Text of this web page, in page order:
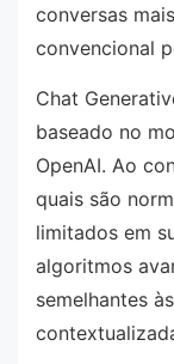
conversas
convencional
Chat
baseado no
OpenAI. Ao
quais são
limitados em
algoritmos
semelhantes